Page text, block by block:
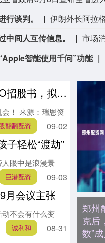
谈判。
间人互传信息。
智能使用千问”功能
拟赴香港上市
09-02
！ 来源：瑞恩资
翻翻配资
轻松“渡劫”
09-03
眼中是浪漫景
巨港配资
月会议主张
08-31
不会有什么变
诚利和
郑州
克后
数”